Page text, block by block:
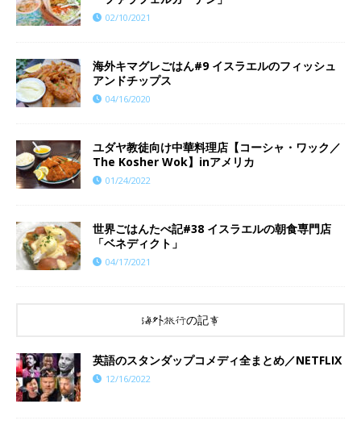
02/10/2021
海外キマグレごはん#9 イスラエルのフィッシュ
アンドチップス
04/16/2020
ユダヤ教徒向け中華料理店【コーシャ・ワック／
The Kosher Wok】inアメリカ
01/24/2022
世界ごはんたべ記#38 イスラエルの朝食専門店
「ベネディクト」
04/17/2021
海外旅行の記事
英語のスタンダップコメディ全まとめ／NETFLIX
12/16/2022